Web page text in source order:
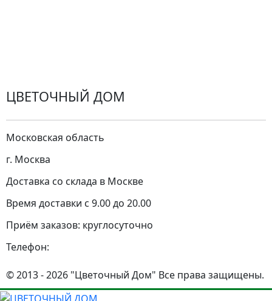
ЦВЕТОЧНЫЙ ДОМ
Московская область
г. Москва
Доставка со склада в Москве
Время доставки с 9.00 до 20.00
Приём заказов: круглосуточно
Телефон:
© 2013 - 2026 "Цветочный Дом" Все права защищены.